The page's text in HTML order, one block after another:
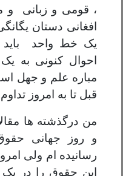
، قومی و زبانی و
افغانی دستان
یک خط واحد باید
احوال کنونی به
مباره علم و جهل
قبل تا به امروز
من درگذشته ها
و روز جهانی
رسانیده ام ولی
این حقوق را در